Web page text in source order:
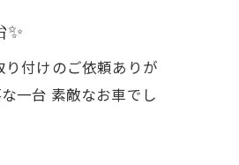
付けのご依頼ありが
一台 素敵なお車でし